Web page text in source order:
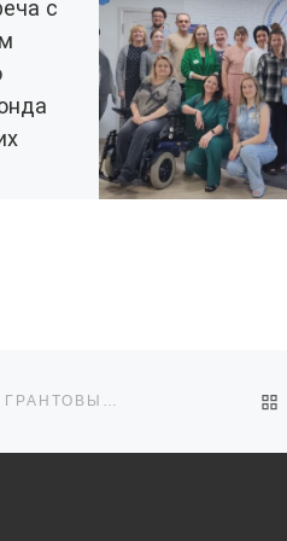
с
детям
УСТАНОВОЧНАЯ СЕССИЯ ДЛЯ БУДУЩИХ ЗАЯВИТЕЛЕЙ ГРАНТОВЫХ КОНКУРСОВ